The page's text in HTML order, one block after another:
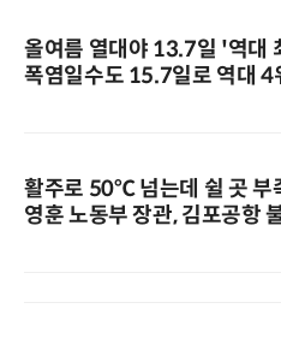
올여름 열대야 13.7일 '역대
폭염일수도 15.7일로 역대 4
활주로 50℃ 넘는데 쉴 곳
영훈 노동부 장관, 김포공항